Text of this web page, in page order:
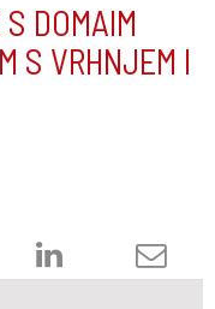
DOMAIM
S VRHNJEM I